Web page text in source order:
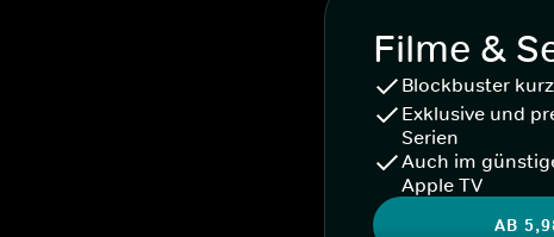
Filme &
Blockbuster
Exklusive und
Serien
Auch im
Apple TV
AB